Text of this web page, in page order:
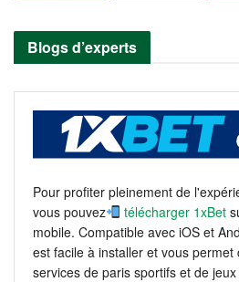
Blogs d’experts
Pour profiter pleinement de
vous pouvez
télécharger 1xBet
mobile. Compatible avec iOS et
est facile à installer et vous
services de paris sportifs et de